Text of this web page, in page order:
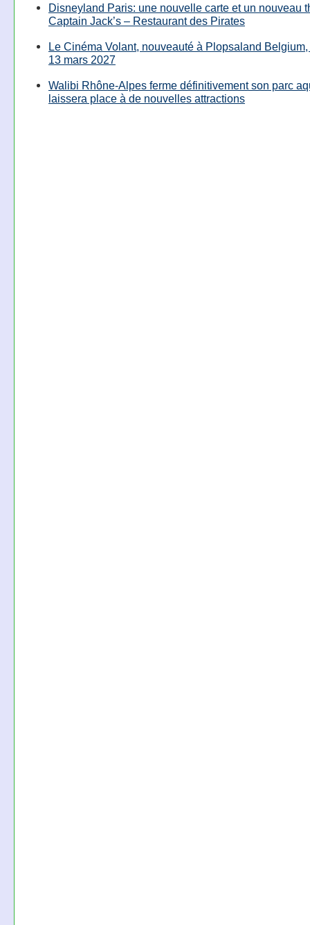
Disneyland Paris: une nouvelle carte et un nouveau
Captain Jack’s – Restaurant des Pirates
Le Cinéma Volant, nouveauté à Plopsaland
13 mars 2027
Walibi Rhône-Alpes ferme définitivement son parc
laissera place à de nouvelles attractions